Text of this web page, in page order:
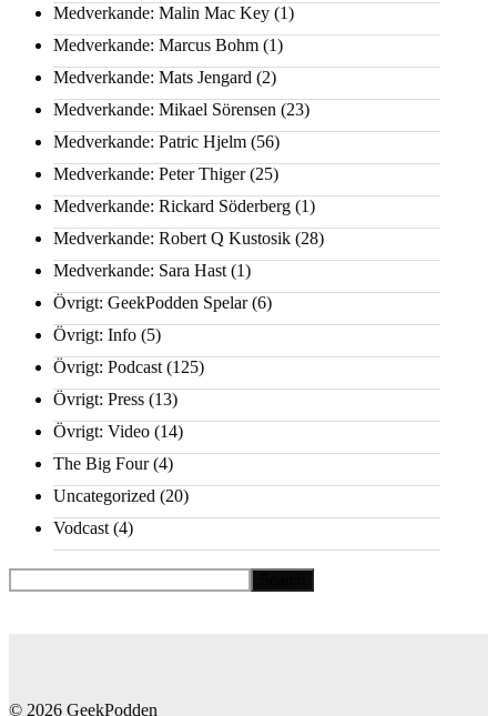
Medverkande: Malin Mac Key (1)
Medverkande: Marcus Bohm (1)
Medverkande: Mats Jengard (2)
Medverkande: Mikael Sörensen (23)
Medverkande: Patric Hjelm (56)
Medverkande: Peter Thiger(25)
Medverkande: Rickard Söderberg (1)
Medverkande: Robert Q Kustosik (28)
Medverkande: Sara Hast (1)
Övrigt: GeekPodden Spelar(6)
Övrigt: Info (5)
Övrigt: Podcast (125)
Övrigt: Press (13)
Övrigt: Video (14)
The Big Four(4)
Uncategorized (20)
Vodcast (4)
© 2026 GeekPodden